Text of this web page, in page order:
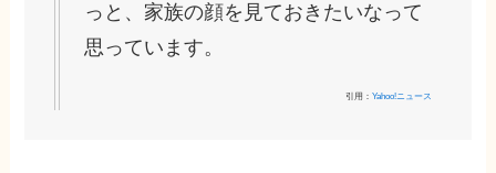
っと、家族の顔を見ておきたいなって
思っています。
引用： Yahoo!ニュース